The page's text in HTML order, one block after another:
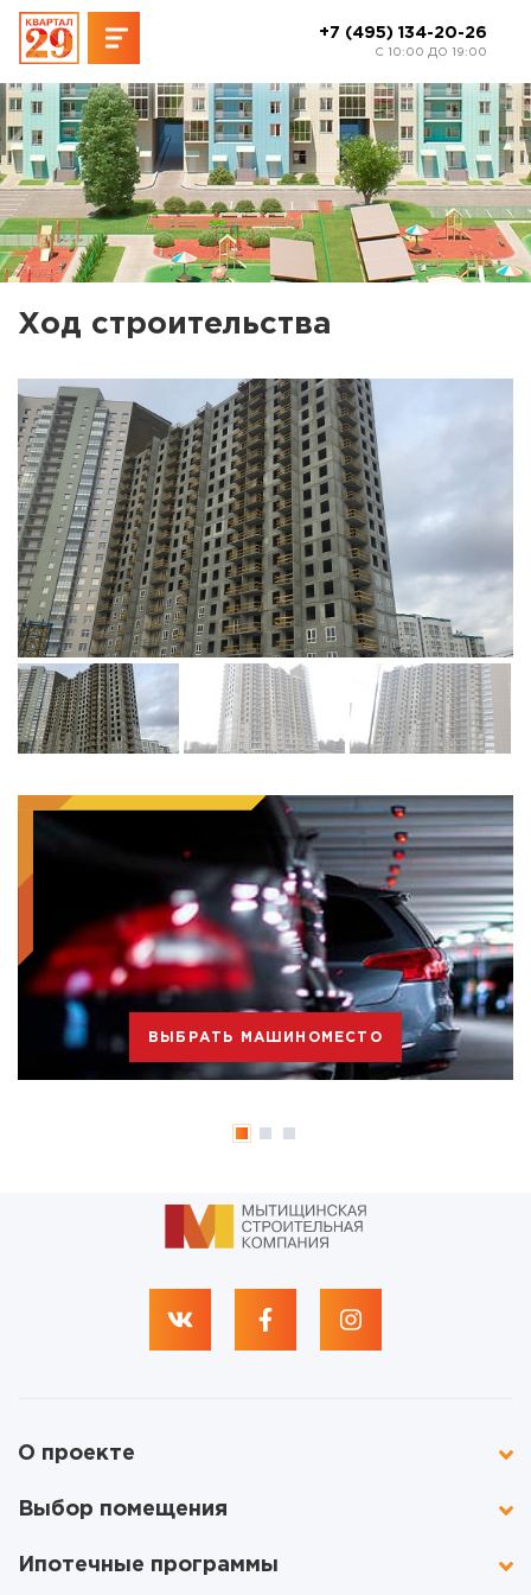
+7 (495) 134-20-26
C 10:00 ДО 19:00
Ход строительства
ВЫБРАТЬ МАШИНОМЕСТО
О проекте
Выбор помещения
Ипотечные программы